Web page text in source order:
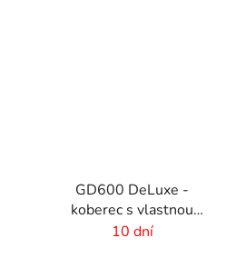
GD600 DeLuxe -
koberec s vlastnou
potlačou
10 dní